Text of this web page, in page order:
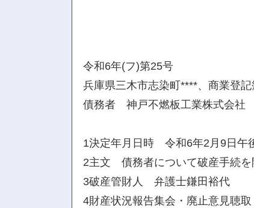
令和6年(フ)第25号
兵庫県三木市志染町****、商業登
債務者 神戸不燃板工業株式会社
1決定年月日時 令和6年2月9日午
2主文 債務者について破産手続を
3破産管財人 弁護士鎌田裕代
4財産状況報告集会・廃止意見聴